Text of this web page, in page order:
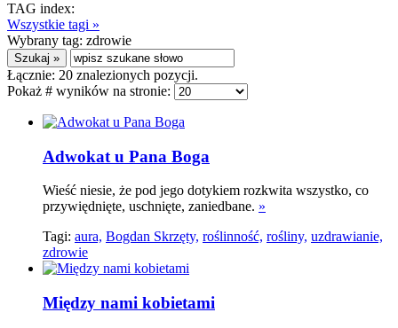
TAG index:
Wszystkie tagi »
Wybrany tag: zdrowie
Łącznie: 20 znalezionych pozycji.
Pokaż # wyników na stronie:
Adwokat u Pana Boga
Wieść niesie, że pod jego dotykiem rozkwita wszystko, co
przywiędnięte, uschnięte, zaniedbane. »
Tagi: aura, Bogdan Skrzęty, roślinność, rośliny, uzdrawianie,
zdrowie
Między nami kobietami